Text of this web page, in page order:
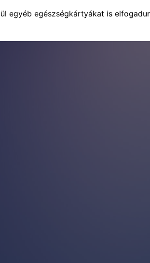
egyéb egészségkártyákat is